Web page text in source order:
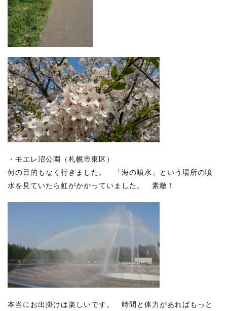
・モエレ沼公園（札幌市東区）
何の目的もなく行きました。 「海の噴水」という場所の噴
水を見ていたら虹がかかっていました。 素敵！
本当にお出掛けは楽しいです。 時間と体力があればもっと